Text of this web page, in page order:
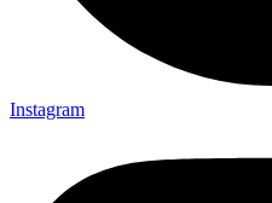
Instagram